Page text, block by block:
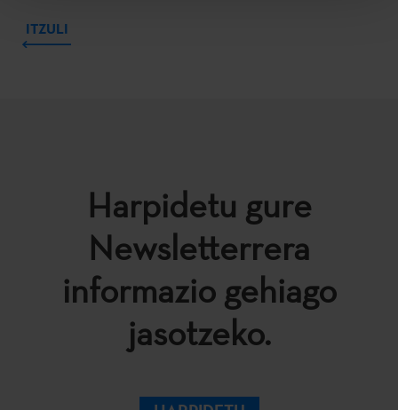
ITZULI
Harpidetu gure
Newsletterrera
informazio gehiago
jasotzeko.